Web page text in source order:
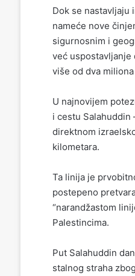
Dok se nastavljaju
nameće nove
sigurnosnim i
već uspostavljanje
više od dva
U najnovijem
i cestu
direktnom
kilometara.
Ta linija je
postepeno
“narandžastom
Palestincima.
Put Salahuddin
stalnog straha